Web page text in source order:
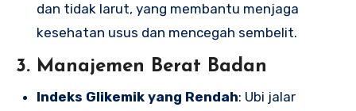
dan tidak larut, yang membantu menjaga
kesehatan usus dan mencegah sembelit.
3. Manajemen Berat Badan
Indeks Glikemik yang Rendah: Ubi jalar